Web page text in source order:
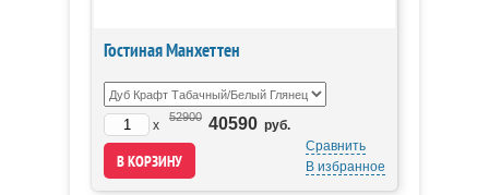
Гостиная Манхеттен
x
52900 40590 руб.
Сравнить
В избранное